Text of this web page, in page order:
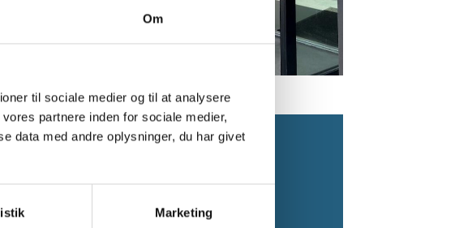
Om
til sociale medier og til at analysere
partnere inden for sociale medier,
data med andre oplysninger, du har givet
Marketing
72 40 27